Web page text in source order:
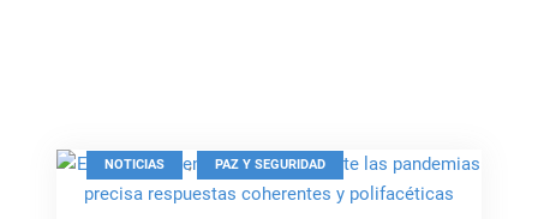
quiere
acabar
NOTICIAS , PAZ Y SEGURIDAD